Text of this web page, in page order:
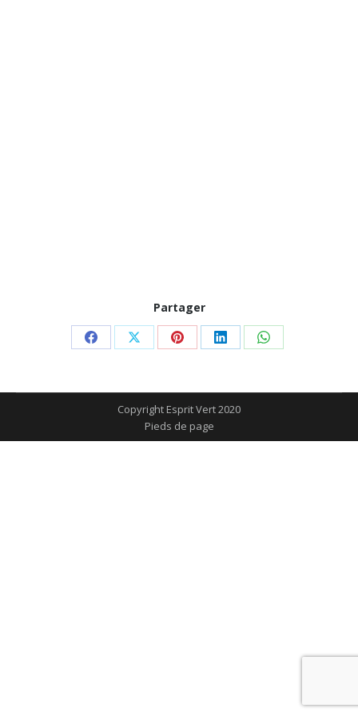
Partager
Partager
Facebook
Partager
X
Partager
Pinterest
Partager
LinkedIn
Partager
WhatsApp
Copyright Esprit Vert 2020
Pieds de page